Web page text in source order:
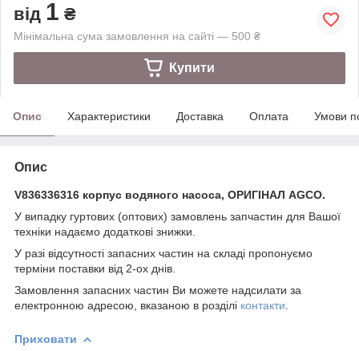
від 1 ₴
Мінімальна сума замовлення на сайті — 500 ₴
Купити
Опис Характеристики Доставка Оплата Умови
Опис
V836336316 корпус водяного насоса, ОРИГІНАЛ AGCO.
У випадку гуртових (оптових) замовлень запчастин для Вашої
техніки надаємо додаткові знижки.
У разі відсутності запасних частин на складі пропонуємо
терміни поставки від 2-ох днів.
Замовлення запасних частин Ви можете надсилати за
електронною адресою, вказаною в розділі контакти
Приховати